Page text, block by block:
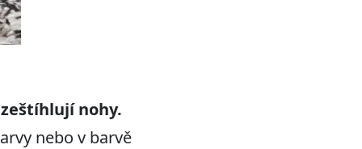
nohy.
nebo v barvě